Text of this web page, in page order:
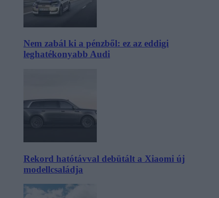
Nem zabál ki a pénzből: ez az eddigi
leghatékonyabb Audi
Rekord hatótávval debütált a Xiaomi új
modellcsaládja